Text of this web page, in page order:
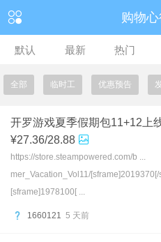
购物
默认 最新 热门
全部 临时工 优惠预告
开罗游戏夏季假期包11+12上
¥27.36/28.88
https://store.steampowered.com/b ...
mer_Vacation_Vol11/[sframe]2019370[/
[sframe]1978100[ ...
1660121 5 天前